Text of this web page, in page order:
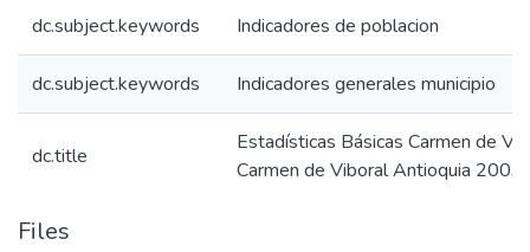
dc.subject.keywords Indicadores de poblacion
dc.subject.keywords Indicadores generales municipio
dc.title
Estadísticas Básicas Carmen de
Carmen de Viboral Antioquia 2003
Files